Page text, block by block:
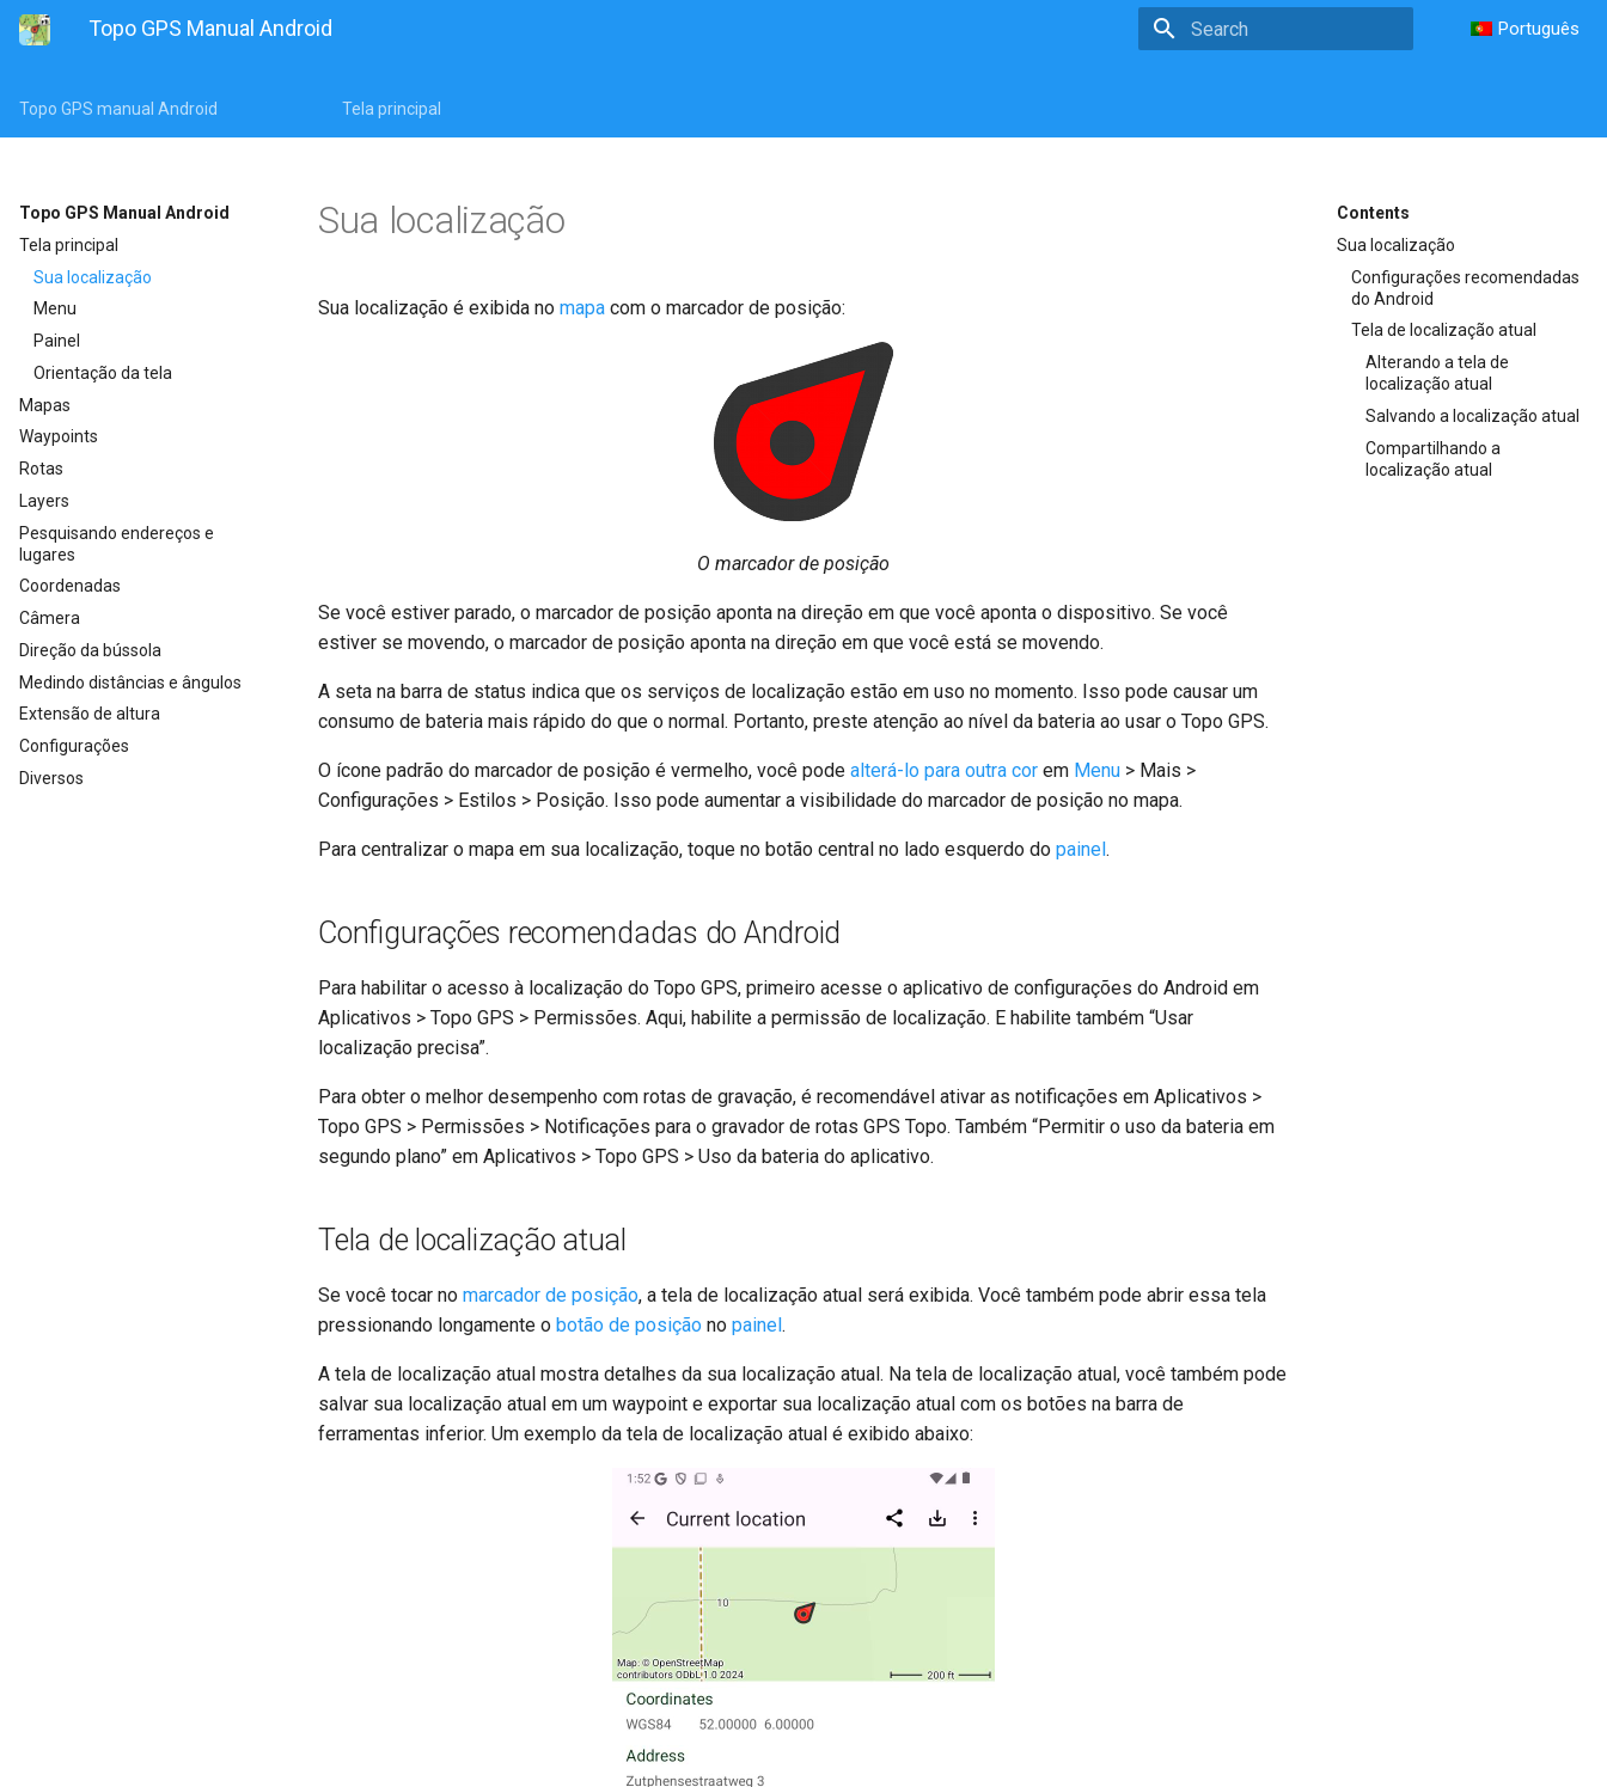
Topo GPS Manual Android Português
Topo GPS manual Android Tela principal
Topo GPS Manual Android
Tela principal
Sua localização
Menu
Painel
Orientação da tela
Mapas
Waypoints
Rotas
Layers
Pesquisando endereços e
lugares
Coordenadas
Câmera
Direção da bússola
Medindo distâncias e ângulos
Extensão de altura
Configurações
Diversos
Contents
Sua localização
Configurações recomendadas
do Android
Tela de localização atual
Alterando a tela de
localização atual
Salvando a localização atual
Compartilhando a
localização atual
Sua localização
Sua localização é exibida no mapa com o marcador de posição:
O marcador de posição
Se você estiver parado, o marcador de posição aponta na direção em que você aponta o dispositivo. Se você
estiver se movendo, o marcador de posição aponta na direção em que você está se movendo.
A seta na barra de status indica que os serviços de localização estão em uso no momento. Isso pode causar um
consumo de bateria mais rápido do que o normal. Portanto, preste atenção ao nível da bateria ao usar o Topo GPS.
O ícone padrão do marcador de posição é vermelho, você pode alterá-lo para outra cor em Menu > Mais >
Configurações > Estilos > Posição. Isso pode aumentar a visibilidade do marcador de posição no mapa.
Para centralizar o mapa em sua localização, toque no botão central no lado esquerdo do painel.
Configurações recomendadas do Android
Para habilitar o acesso à localização do Topo GPS, primeiro acesse o aplicativo de configurações do Android em
Aplicativos > Topo GPS > Permissões. Aqui, habilite a permissão de localização. E habilite também “Usar
localização precisa”.
Para obter o melhor desempenho com rotas de gravação, é recomendável ativar as notificações em Aplicativos >
Topo GPS > Permissões > Notificações para o gravador de rotas GPS Topo. Também “Permitir o uso da bateria em
segundo plano” em Aplicativos > Topo GPS > Uso da bateria do aplicativo.
Tela de localização atual
Se você tocar no marcador de posição, a tela de localização atual será exibida. Você também pode abrir essa tela
pressionando longamente o botão de posição no painel.
A tela de localização atual mostra detalhes da sua localização atual. Na tela de localização atual, você também pode
salvar sua localização atual em um waypoint e exportar sua localização atual com os botões na barra de
ferramentas inferior. Um exemplo da tela de localização atual é exibido abaixo: